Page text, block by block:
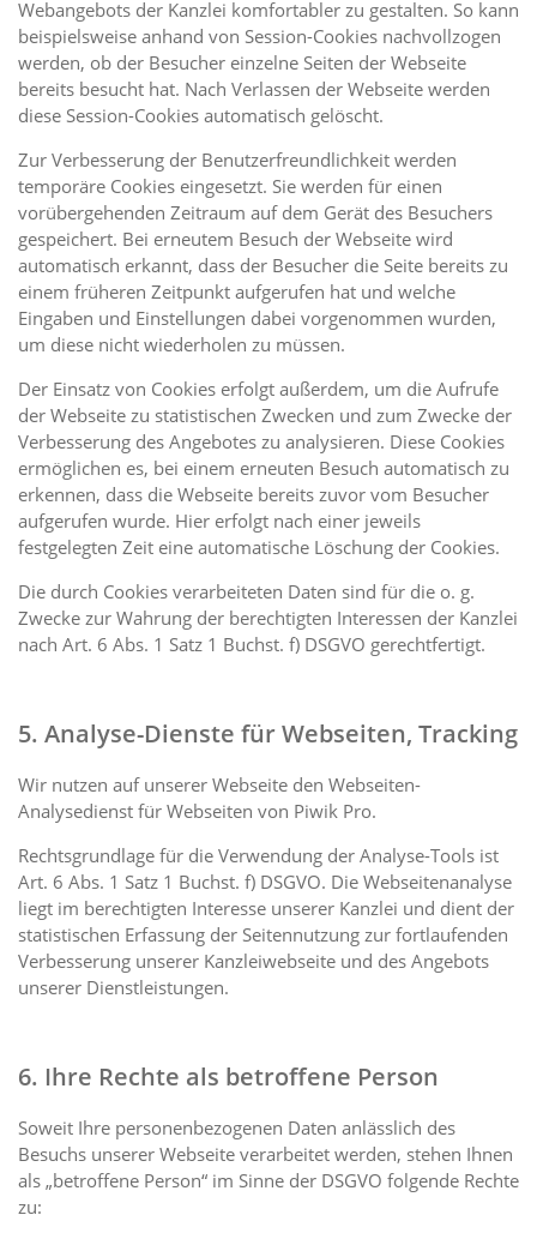
Webangebots der Kanzlei komfortabler zu gestalten. So kann
beispielsweise anhand von Session-Cookies nachvollzogen
werden, ob der Besucher einzelne Seiten der Webseite
bereits besucht hat. Nach Verlassen der Webseite werden
diese Session-Cookies automatisch gelöscht.
Zur Verbesserung der Benutzerfreundlichkeit werden
temporäre Cookies eingesetzt. Sie werden für einen
vorübergehenden Zeitraum auf dem Gerät des Besuchers
gespeichert. Bei erneutem Besuch der Webseite wird
automatisch erkannt, dass der Besucher die Seite bereits zu
einem früheren Zeitpunkt aufgerufen hat und welche
Eingaben und Einstellungen dabei vorgenommen wurden,
um diese nicht wiederholen zu müssen.
Der Einsatz von Cookies erfolgt außerdem, um die Aufrufe
der Webseite zu statistischen Zwecken und zum Zwecke der
Verbesserung des Angebotes zu analysieren. Diese Cookies
ermöglichen es, bei einem erneuten Besuch automatisch zu
erkennen, dass die Webseite bereits zuvor vom Besucher
aufgerufen wurde. Hier erfolgt nach einer jeweils
festgelegten Zeit eine automatische Löschung der Cookies.
Die durch Cookies verarbeiteten Daten sind für die o. g.
Zwecke zur Wahrung der berechtigten Interessen der Kanzlei
nach Art. 6 Abs. 1 Satz 1 Buchst. f) DSGVO gerechtfertigt.
5. Analyse-Dienste für Webseiten, Tracking
Wir nutzen auf unserer Webseite den Webseiten-
Analysedienst für Webseiten von Piwik Pro.
Rechtsgrundlage für die Verwendung der Analyse-Tools ist
Art. 6 Abs. 1 Satz 1 Buchst. f) DSGVO. Die Webseitenanalyse
liegt im berechtigten Interesse unserer Kanzlei und dient der
statistischen Erfassung der Seitennutzung zur fortlaufenden
Verbesserung unserer Kanzleiwebseite und des Angebots
unserer Dienstleistungen.
6. Ihre Rechte als betroffene Person
Soweit Ihre personenbezogenen Daten anlässlich des
Besuchs unserer Webseite verarbeitet werden, stehen Ihnen
als „betroffene Person“ im Sinne der DSGVO folgende Rechte
zu: